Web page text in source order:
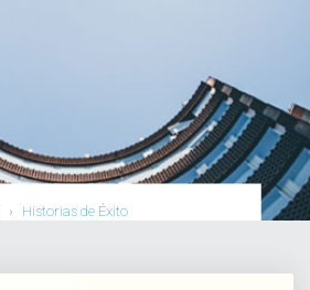
› Historias de Éxito